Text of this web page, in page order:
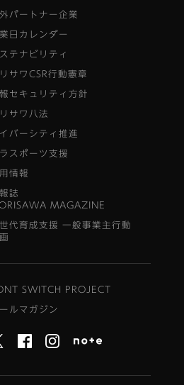
パートナー企業
日カレンダー
テナビリティ
サワCSR行動憲章
セキュリティ方針
サワ八法
バーシティ推進
スポーツ支援
情報
誌
MAGAZINE
代育成支援 一般事業主行動
SWITCH PROJECT
ルマガジン